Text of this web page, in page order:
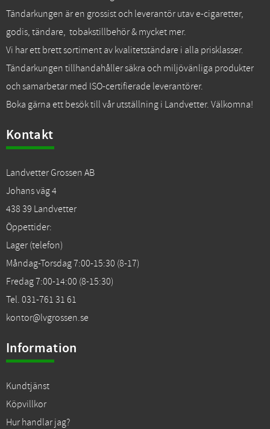
Tändarkungen är en grossist och leverantör utav e-cigaretter,
godis, tändare, tobakstillbehör & mycket mer.
Vi har ett brett sortiment av kvalitetständare i alla prisklasser.
Tändarkungen tillhandahåller säkra och miljövänliga produkter
och samarbetar med ISO-certifierade leverantörer.
Boka gärna ett besök till vår utställning i Landvetter. Välkomna!
Kontakt
Landvetter Grossen AB
Johans väg 4
438 39 Landvetter
Öppettider:
Lager (telefon)
Måndag-Torsdag 7:00-15:30 (8-17)
Fredag 7:00-14:00 (8-15:30)
Tel. 031-761 31 61
kontor@lvgrossen.se
Information
Kundtjänst
Köpvillkor
Hur handlar jag?